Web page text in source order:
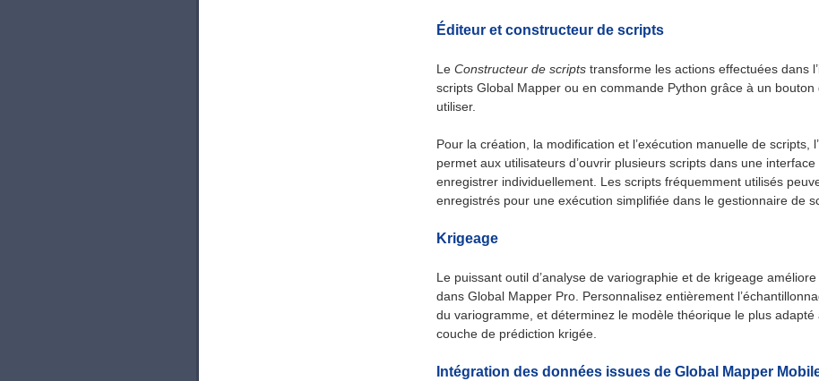
Éditeur et constructeur de scripts
Le Constructeur de scripts transforme les actions effectuées dans
scripts Global Mapper ou en commande Python grâce à un bouton
utiliser.
Pour la création, la modification et l’exécution manuelle de scripts, l’
permet aux utilisateurs d’ouvrir plusieurs scripts dans une
enregistrer individuellement. Les scripts fréquemment utilisés
enregistrés pour une exécution simplifiée dans le gestionnaire de
Krigeage
Le puissant outil d’analyse de variographie et de krigeage
dans Global Mapper Pro. Personnalisez entièrement
du variogramme, et déterminez le modèle théorique le plus adapté
couche de prédiction krigée.
Intégration des données issues de Global Mapper